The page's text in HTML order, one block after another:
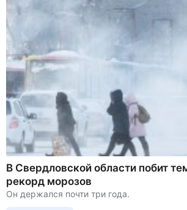
В Свердловской области побит
рекорд морозов
Он держался почти три года.